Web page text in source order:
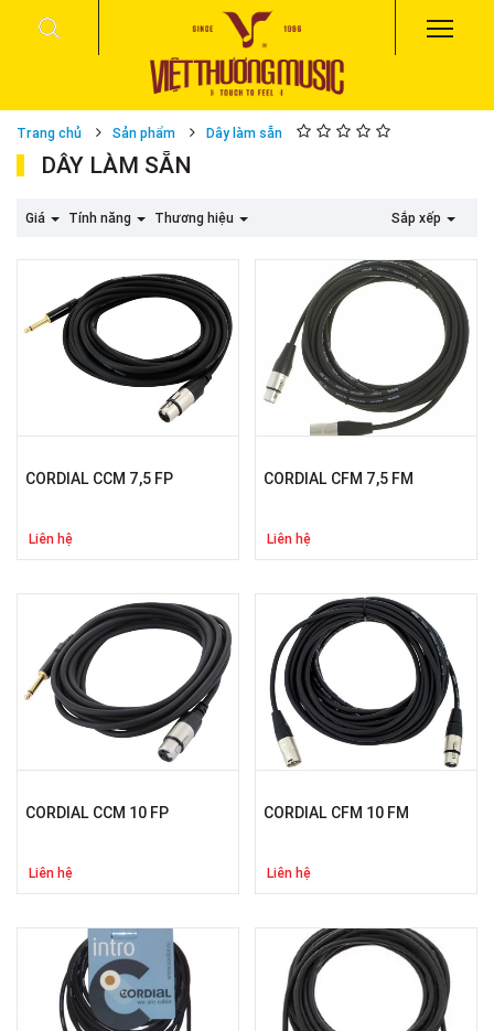
Trang chủ Sản phẩm Dây làm sẵn
DÂY LÀM SẴN
Giá Tính năng Thương hiệu Sắp xếp
CORDIAL CCM 7,5 FP
Liên hệ
CORDIAL CFM 7,5 FM
Liên hệ
CORDIAL CCM 10 FP
Liên hệ
CORDIAL CFM 10 FM
Liên hệ